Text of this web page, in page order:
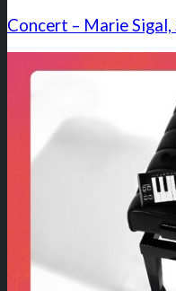
Concert – Marie